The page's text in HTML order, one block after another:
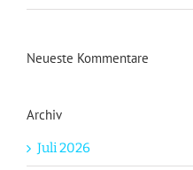
Neueste Kommentare
Archiv
Juli 2026